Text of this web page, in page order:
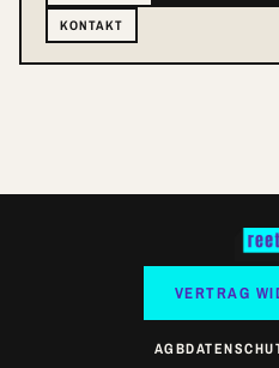
KONTAKT
VERTRAG
AGB